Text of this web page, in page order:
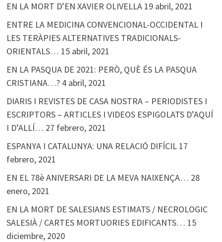
EN LA MORT D’EN XAVIER OLIVELLA 19 abril, 2021
ENTRE LA MEDICINA CONVENCIONAL-OCCIDENTAL I
LES TERÀPIES ALTERNATIVES TRADICIONALS-
ORIENTALS… 15 abril, 2021
EN LA PASQUA DE 2021: PERÒ, QUÈ ÉS LA PASQUA
CRISTIANA…? 4 abril, 2021
DIARIS I REVISTES DE CASA NOSTRA – PERIODISTES I
ESCRIPTORS – ARTICLES I VIDEOS ESPIGOLATS D’AQUÍ
I D’ALLÍ… 27 febrero, 2021
ESPANYA I CATALUNYA: UNA RELACIÓ DIFÍCIL 17
febrero, 2021
EN EL 78è ANIVERSARI DE LA MEVA NAIXENÇA… 28
enero, 2021
EN LA MORT DE SALESIANS ESTIMATS / NECROLOGIC
SALESIÀ / CARTES MORTUORIES EDIFICANTS… 15
diciembre, 2020